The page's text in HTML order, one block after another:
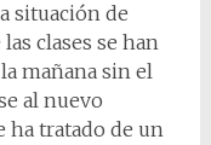
situación de
clases se han
mañana sin el
al nuevo
ha tratado de un